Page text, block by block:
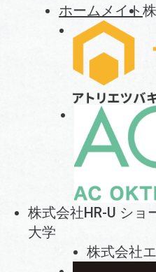
ホームメイト
株式会社HR-U ショ
大学
株式会社